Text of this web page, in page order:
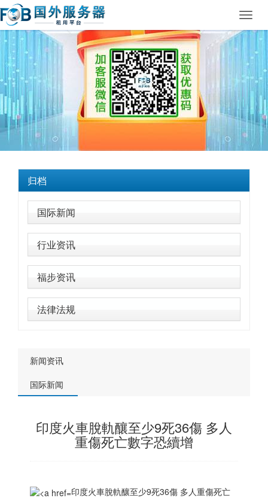
归档
国际新闻
行业资讯
福步资讯
法律法规
新闻资讯
国际新闻
印度火車脫軌釀至少9死36傷 多人
重傷死亡數字恐續增
印度火車脫軌釀至少9死36傷 多人重傷死亡